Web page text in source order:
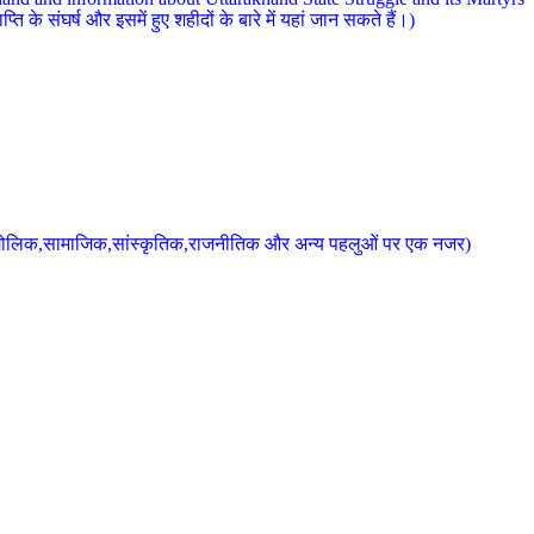
के संघर्ष और इसमें हुए शहीदों के बारे में यहां जान सकते हैं।)
और अन्य पहलुओं पर एक नजर)